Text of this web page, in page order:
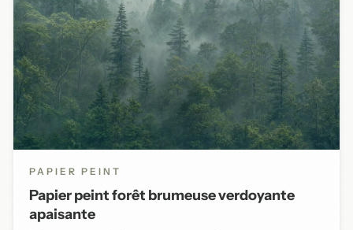
PAPIER PEINT
Papier peint forêt brumeuse verdoyante
apaisante